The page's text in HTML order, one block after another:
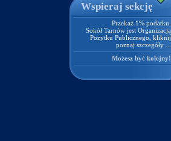
Wspieraj sekcję
Przekaż 1% podatku.
Sokół Tarnów jest Organizacją
Pożytku Publicznego, kliknij
poznaj szczegóły ...
Możesz być kolejny!